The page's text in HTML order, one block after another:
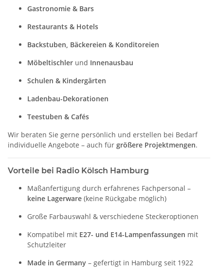
Gastronomie & Bars
Restaurants & Hotels
Backstuben, Bäckereien & Konditoreien
Möbeltischler und Innenausbau
Schulen & Kindergärten
Ladenbau-Dekorationen
Teestuben & Cafés
Wir beraten Sie gerne persönlich und erstellen bei Bedarf
individuelle Angebote – auch für größere Projektmengen.
Vorteile bei Radio Kölsch Hamburg
Maßanfertigung durch erfahrenes Fachpersonal –
keine Lagerware (keine Rückgabe möglich)
Große Farbauswahl & verschiedene Steckeroptionen
Kompatibel mit E27- und E14-Lampenfassungen mit
Schutzleiter
Made in Germany – gefertigt in Hamburg seit 1922